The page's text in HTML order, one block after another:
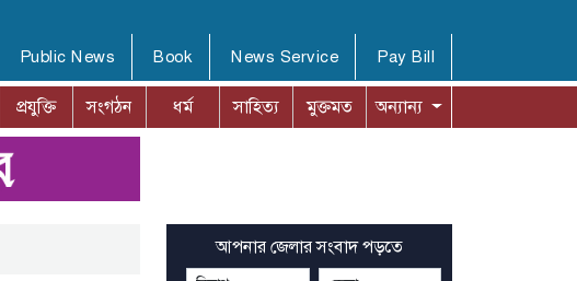
Public News Book News Service Pay Bill
প্রযুক্তি সংগঠন ধর্ম সাহিত্য মুক্তমত অন্যান্য
আপনার জেলার সংবাদ পড়তে